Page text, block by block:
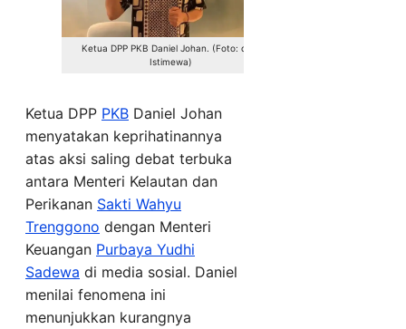
Ketua DPP PKB Daniel Johan. (Foto: dok.
Istimewa)
Ketua DPP PKB Daniel Johan
menyatakan keprihatinannya
atas aksi saling debat terbuka
antara Menteri Kelautan dan
Perikanan Sakti Wahyu
Trenggono dengan Menteri
Keuangan Purbaya Yudhi
Sadewa di media sosial. Daniel
menilai fenomena ini
menunjukkan kurangnya